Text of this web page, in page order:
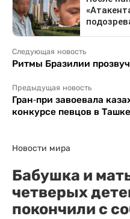
Следующая новость
Ритмы Бразилии
Предыдущая новость
Гран-при завоевала
конкурсе певцов в
Новости мира
Бабушка и
четверых
покончили с